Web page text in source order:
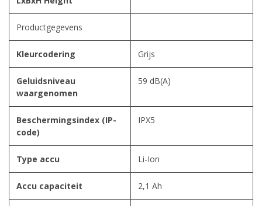
Productgegevens
Kleurcodering Grijs
Geluidsniveau
waargenomen
59 dB(A)
Beschermingsindex (IP-
code)
IPX5
Type accu Li-Ion
Accu capaciteit 2,1 Ah